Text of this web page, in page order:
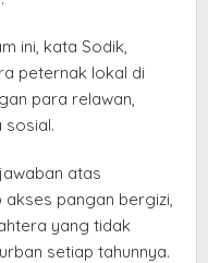
ini, kata Sodik,
peternak lokal di
para relawan,
sosial.
atas
pangan bergizi,
yang tidak
setiap tahunnya.